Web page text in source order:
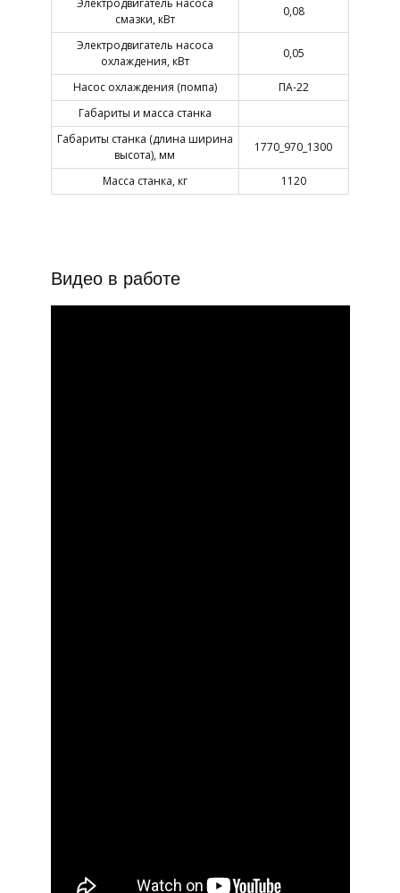
смазки, кВт
0,08
Электродвигатель насоса
охлаждения, кВт
0,05
Насос охлаждения (помпа)
ПА-22
Габариты и масса станка
Габариты станка (длина ширина
высота), мм
1770_970_1300
Масса станка, кг 1120
Видео в работе